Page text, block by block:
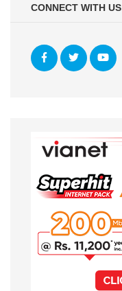
CONNECT WITH US